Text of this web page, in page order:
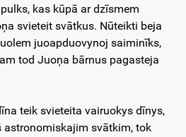
kas kūpā ar dzīsmem
svieteit svātkus. Nūteikti beja
juoapduovynoj saiminīks,
tod Juoņa bārnus pagasteja
teik svieteita vairuokys dīnys,
astronomiskajim svātkim, tok